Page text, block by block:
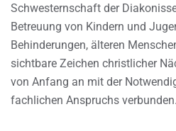
Schwesternschaft der
Betreuung von Kindern und
Behinderungen, älteren
sichtbare Zeichen christlicher
von Anfang an mit der
fachlichen Anspruchs verbunden.